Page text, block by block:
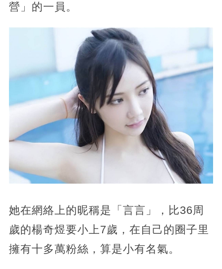
營」的一員。
她在網絡上的昵稱是「言言」，比36周
歲的楊奇煜要小上7歲，在自己的圈子里
擁有十多萬粉絲，算是小有名氣。